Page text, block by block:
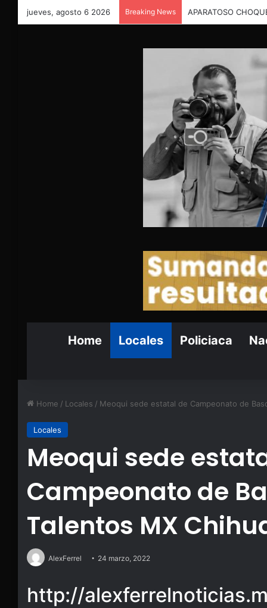
jueves, agosto 6 2026 Breaking News APARATOSO
Home Locales Policiaca
Home / Locales / Meoqui sede estatal de Campeonato de
Locales
Meoqui sede
Campeonato de
Talentos MX
AlexFerrel 24 marzo, 2022
http://